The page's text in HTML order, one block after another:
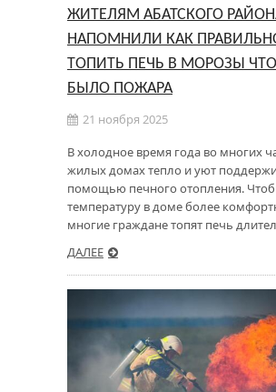
ЖИТЕЛЯМ АБАТСКОГО
НАПОМНИЛИ КАК
ТОПИТЬ ПЕЧЬ В МОРОЗЫ
БЫЛО ПОЖАРА
21 ноября 2025
В холодное время года во многих
жилых домах тепло и уют
помощью печного отопления.
температуру в доме более
многие граждане топят печь
ДАЛЕЕ